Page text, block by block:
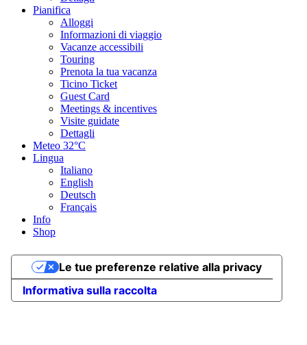
Pianifica
Alloggi
Informazioni di viaggio
Vacanze accessibili
Touring
Prenota la tua vacanza
Ticino Ticket
Guest Card
Meetings & incentives
Visite guidate
Dettagli
Meteo 32°C
Lingua
Italiano
English
Deutsch
Français
Info
Shop
Informativa sulla raccolta
Le tue preferenze relative alla privacy